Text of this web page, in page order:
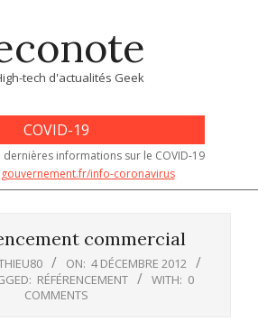
tech d'actualités Geek
COVID-19
informations sur le COVID-19
info-coronavirus
commercial
ON: 4 DÉCEMBRE 2012
RÉFÉRENCEMENT WITH: 0
COMMENTS